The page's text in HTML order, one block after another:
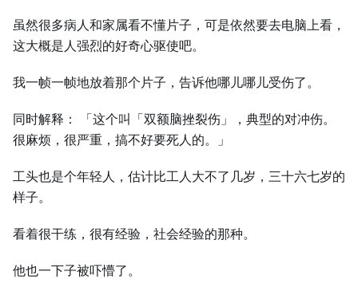
虽然很多病人和家属看不懂片子，可是依然要去电脑上看，
这大概是人强烈的好奇心驱使吧。
我一帧一帧地放着那个片子，告诉他哪儿哪儿受伤了。
同时解释： 「这个叫「双额脑挫裂伤」，典型的对冲伤。
很麻烦，很严重，搞不好要死人的。」
工头也是个年轻人，估计比工人大不了几岁，三十六七岁的
样子。
看着很干练，很有经验，社会经验的那种。
他也一下子被吓懵了。